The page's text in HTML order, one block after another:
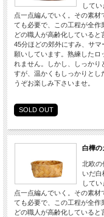
して
点一点編んでいく。その素材
ても必要で、この工程が全作
どの職人が高齢化している
45分ほどの郊外にすみ、サ
願いしています。熟練した
れません。しかし、しっかり
すが、温かくもしっかりとし
うぞお楽しみ下さいませ。
SOLD OUT
白
北欧の
いだ白
して
点一点編んでいく。その素材
ても必要で、この工程が全作
どの職人が高齢化している